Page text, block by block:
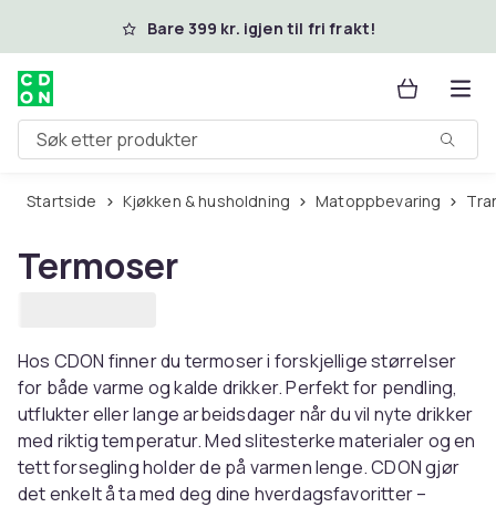
Hopp til hovedinnholdBare 399 kr. igjen til fri frakt!
Søk etter produkter
Startside Kjøkken & husholdning Matoppbevaring
Termoser
Hos CDON finner du termoser i forskjellige størrelser
for både varme og kalde drikker. Perfekt for pendling,
utflukter eller lange arbeidsdager når du vil nyte drikker
med riktig temperatur. Med slitesterke materialer og en
tett forsegling holder de på varmen lenge. CDON gjør
det enkelt å ta med deg dine hverdagsfavoritter –